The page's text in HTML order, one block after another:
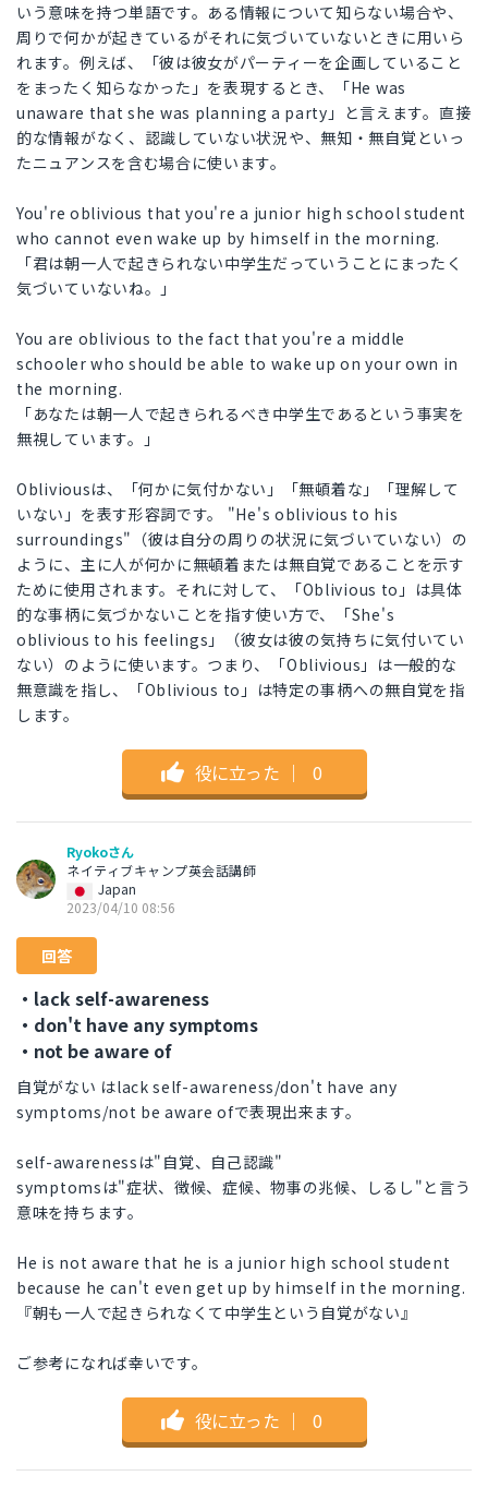
いう意味を持つ単語です。ある情報について知らない場合や、
周りで何かが起きているがそれに気づいていないときに用いら
れます。例えば、「彼は彼女がパーティーを企画していること
をまったく知らなかった」を表現するとき、「He was
unaware that she was planning a party」と言えます。直接
的な情報がなく、認識していない状況や、無知・無自覚といっ
たニュアンスを含む場合に使います。
You're oblivious that you're a junior high school student
who cannot even wake up by himself in the morning.
「君は朝一人で起きられない中学生だっていうことにまったく
気づいていないね。」
You are oblivious to the fact that you're a middle
schooler who should be able to wake up on your own in
the morning.
「あなたは朝一人で起きられるべき中学生であるという事実を
無視しています。」
Obliviousは、「何かに気付かない」「無頓着な」「理解して
いない」を表す形容詞です。 "He's oblivious to his
surroundings"（彼は自分の周りの状況に気づいていない）の
ように、主に人が何かに無頓着または無自覚であることを示す
ために使用されます。それに対して、「Oblivious to」は具体
的な事柄に気づかないことを指す使い方で、「She's
oblivious to his feelings」（彼女は彼の気持ちに気付いてい
ない）のように使います。つまり、「Oblivious」は一般的な
無意識を指し、「Oblivious to」は特定の事柄への無自覚を指
します。
役に立った ｜ 0
Ryokoさん
ネイティブキャンプ英会話講師
Japan
2023/04/10 08:56
回答
・lack self-awareness
・don't have any symptoms
・not be aware of
自覚がない はlack self-awareness/don't have any
symptoms/not be aware ofで表現出来ます。
self-awarenessは"自覚、自己認識"
symptomsは"症状、徴候、症候、物事の兆候、しるし"と言う
意味を持ちます。
He is not aware that he is a junior high school student
because he can't even get up by himself in the morning.
『朝も一人で起きられなくて中学生という自覚がない』
ご参考になれば幸いです。
役に立った ｜ 0